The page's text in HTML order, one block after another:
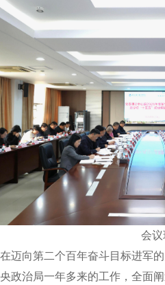
会议
迈向第二个百年奋斗目标进军
政治局一年多来的工作，全面